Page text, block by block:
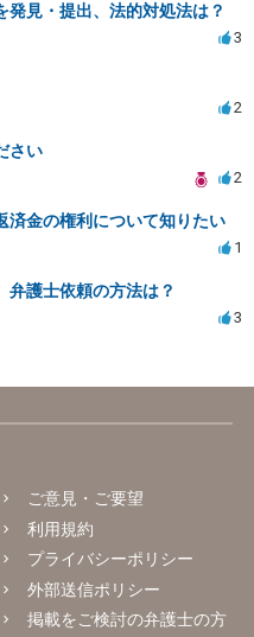
見・提出、法的対処法は？
3
2
さい
2
済金の権利について知りたい
1
弁護士依頼の方法は？
3
ご意見・ご要望
利用規約
プライバシーポリシー
外部送信ポリシー
掲載をご検討の弁護士の方